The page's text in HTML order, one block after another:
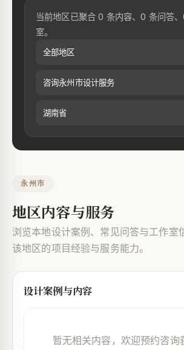
当前地区已聚合 0 条内容、0 条问答
室。
全部地区
咨询永州市设计服务
湖南省
永州市
地区内容与服务
浏览本地设计案例、常见问答与工作室
该地区的项目经验与服务能力。
设计案例与内容
暂无相关内容，欢迎预约咨询